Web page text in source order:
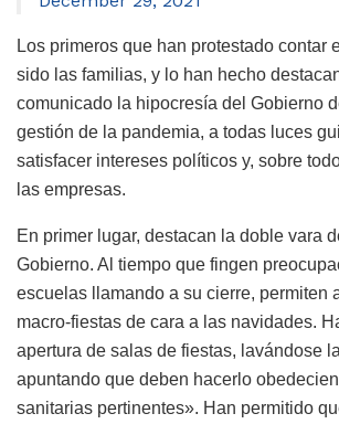
Los primeros que han protestado contar
sido las familias, y lo han hecho
comunicado la hipocresía del Gobierno
gestión de la pandemia, a todas luces
satisfacer intereses políticos y, sobre
las empresas.
En primer lugar, destacan la doble vara
Gobierno. Al tiempo que fingen
escuelas llamando a su cierre, permiten
macro-fiestas de cara a las navidades.
apertura de salas de fiestas, lavándose
apuntando que deben hacerlo
sanitarias pertinentes». Han permitido